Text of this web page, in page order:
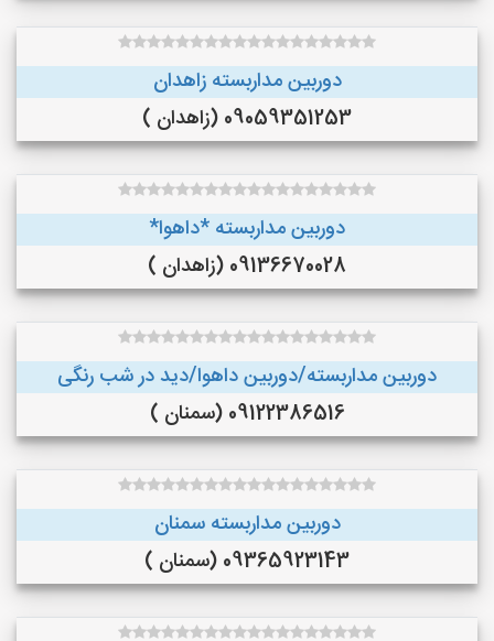
دوربین مداربسته زاهدان
09059351253 (زاهدان )
دوربین مداربسته *داهوا*
09136670028 (زاهدان )
دوربین مداربسته/دوربین داهوا/دید در شب رنگی
09122386516 (سمنان )
دوربین مداربسته سمنان
09365923143 (سمنان )